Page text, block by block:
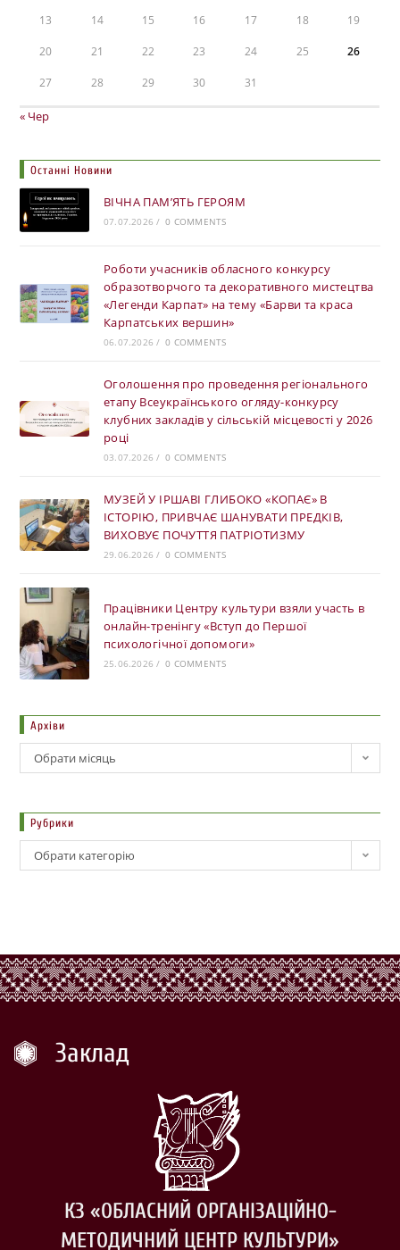
13 14 15 16 17 18 19
20 21 22 23 24 25 26
27 28 29 30 31
« Чер
Останні Новини
ВІЧНА ПАМ’ЯТЬ ГЕРОЯМ
07.07.2026 / 0 COMMENTS
Роботи учасників обласного конкурсу
образотворчого та декоративного мистецтва
«Легенди Карпат» на тему «Барви та краса
Карпатських вершин»
06.07.2026 / 0 COMMENTS
Оголошення про проведення регіонального
етапу Всеукраїнського огляду-конкурсу
клубних закладів у сільській місцевості у 2026
році
03.07.2026 / 0 COMMENTS
МУЗЕЙ У ІРШАВІ ГЛИБОКО «КОПАЄ» В
ІСТОРІЮ, ПРИВЧАЄ ШАНУВАТИ ПРЕДКІВ,
ВИХОВУЄ ПОЧУТТЯ ПАТРІОТИЗМУ
29.06.2026 / 0 COMMENTS
Працівники Центру культури взяли участь в
онлайн-тренінгу «Вступ до Першої
психологічної допомоги»
25.06.2026 / 0 COMMENTS
Архіви
Обрати місяць
Рубрики
Обрати категорію
Заклад
КЗ «ОБЛАСНИЙ ОРГАНІЗАЦІЙНО-
МЕТОДИЧНИЙ ЦЕНТР КУЛЬТУРИ»